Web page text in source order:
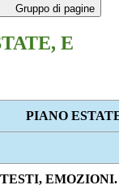
Gruppo di pagine
E
PIANO
EMOZIONI.